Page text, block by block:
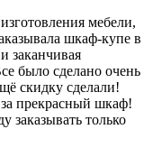
мебели,
шкаф-купе в
заканчивая
было сделано очень
скидку сделали!
за прекрасный шкаф!
заказывать только